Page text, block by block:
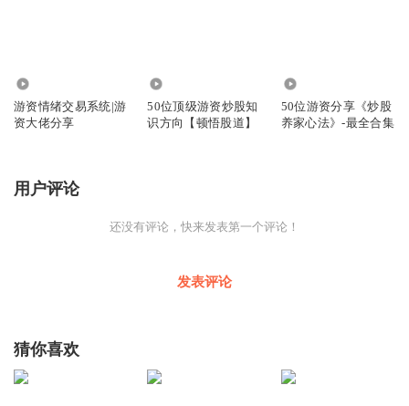
游资情绪交易系统|游
资大佬分享
50位顶级游资炒股知
识方向【顿悟股道】
50位游资分享《炒股
养家心法》-最全合集
用户评论
还没有评论，快来发表第一个评论！
发表评论
猜你喜欢